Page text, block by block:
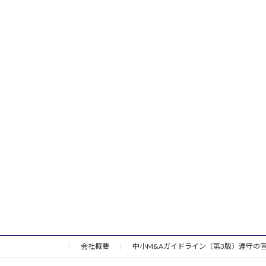
会社概要 中小M&Aガイドライン（第3版）遵守の